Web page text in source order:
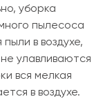
уборка
пылесоса
в воздухе,
улавливаются
вся мелкая
в воздухе.